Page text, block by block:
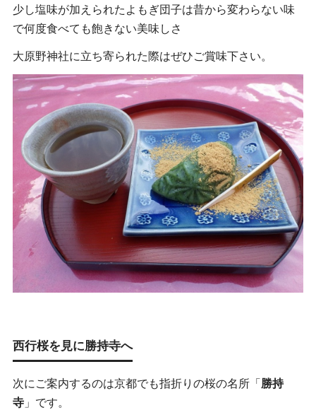
少し塩味が加えられたよもぎ団子は昔から変わらない味
で何度食べても飽きない美味しさ
大原野神社に立ち寄られた際はぜひご賞味下さい。
西行桜を見に勝持寺へ
次にご案内するのは京都でも指折りの桜の名所「勝持
寺」です。